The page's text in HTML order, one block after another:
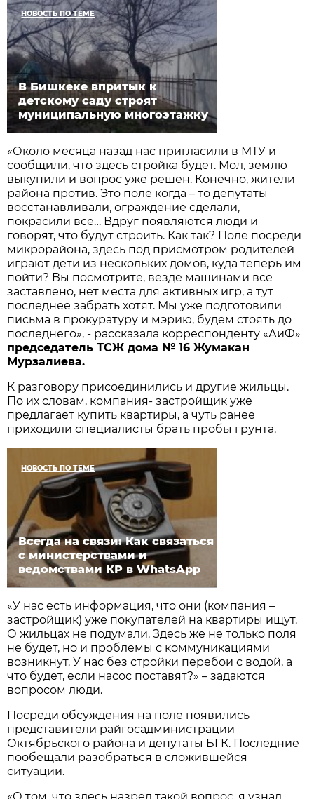
НОВОСТЬ ПО ТЕМЕ
В Бишкеке впритык к
детскому саду строят
муниципальную многоэтажку
«Около месяца назад нас пригласили в МТУ и
сообщили, что здесь стройка будет. Мол, землю
выкупили и вопрос уже решен. Конечно, жители
района против. Это поле когда – то депутаты
восстанавливали, ограждение сделали,
покрасили все… Вдруг появляются люди и
говорят, что будут строить. Как так? Поле посреди
микрорайона, здесь под присмотром родителей
играют дети из нескольких домов, куда теперь им
пойти? Вы посмотрите, везде машинами все
заставлено, нет места для активных игр, а тут
последнее забрать хотят. Мы уже подготовили
письма в прокуратуру и мэрию, будем стоять до
последнего», - рассказала корреспонденту «АиФ»
председатель ТСЖ дома № 16 Жумакан
Мурзалиева.
К разговору присоединились и другие жильцы.
По их словам, компания- застройщик уже
предлагает купить квартиры, а чуть ранее
приходили специалисты брать пробы грунта.
НОВОСТЬ ПО ТЕМЕ
Всегда на связи: Как связаться
с министерствами и
ведомствами КР в WhatsApp
«У нас есть информация, что они (компания –
застройщик) уже покупателей на квартиры ищут.
О жильцах не подумали. Здесь же не только поля
не будет, но и проблемы с коммуникациями
возникнут. У нас без стройки перебои с водой, а
что будет, если насос поставят?» – задаются
вопросом люди.
Посреди обсуждения на поле появились
представители райгосадминистрации
Октябрьского района и депутаты БГК. Последние
пообещали разобраться в сложившейся
ситуации.